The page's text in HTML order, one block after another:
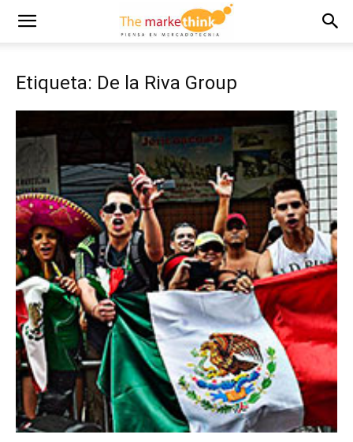
Etiqueta: De la Riva Group